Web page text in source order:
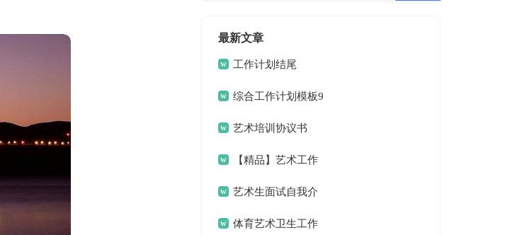
最新文章
工作计划结尾
综合工作计划模板9
篇 艺术培训协议书
【精品】艺术工作
计划三篇
艺术生面试自我介
绍 体育艺术卫生工作